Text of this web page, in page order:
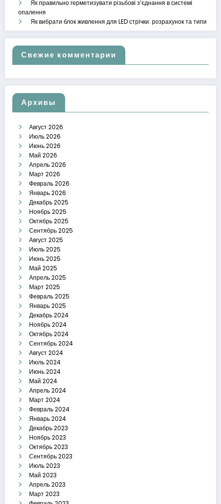
Як правильно герметизувати різьбові з’єднання в системі
опалення
Як вибрати блок живлення для LED стрічки: розрахунок та типи
Свежие комментарии
Архивы
Август 2026
Июль 2026
Июнь 2026
Май 2026
Апрель 2026
Март 2026
Февраль 2026
Январь 2026
Декабрь 2025
Ноябрь 2025
Октябрь 2025
Сентябрь 2025
Август 2025
Июль 2025
Июнь 2025
Май 2025
Апрель 2025
Март 2025
Февраль 2025
Январь 2025
Декабрь 2024
Ноябрь 2024
Октябрь 2024
Сентябрь 2024
Август 2024
Июль 2024
Июнь 2024
Май 2024
Апрель 2024
Март 2024
Февраль 2024
Январь 2024
Декабрь 2023
Ноябрь 2023
Октябрь 2023
Сентябрь 2023
Июль 2023
Май 2023
Апрель 2023
Март 2023